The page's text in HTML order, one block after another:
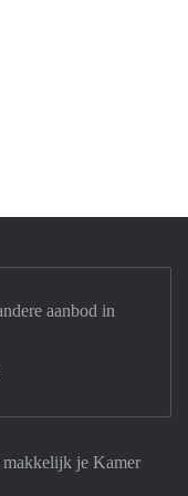
je Kamer
aanbod in